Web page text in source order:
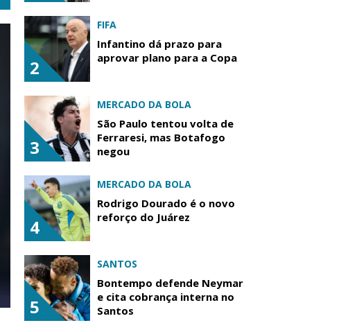
2
FIFA
Infantino dá prazo para
aprovar plano para a Copa
3
MERCADO DA BOLA
São Paulo tentou volta de
Ferraresi, mas Botafogo
negou
4
MERCADO DA BOLA
Rodrigo Dourado é o novo
reforço do Juárez
5
SANTOS
Bontempo defende Neymar
e cita cobrança interna no
Santos